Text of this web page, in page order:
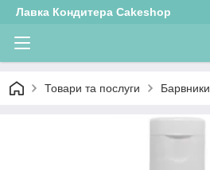
Лавка Кондитера Cakeshop
Товари та послуги Барвники